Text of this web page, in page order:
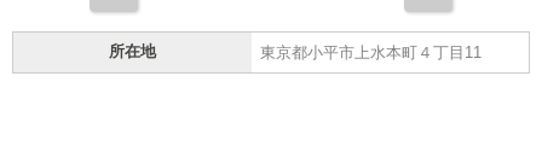
所在地 東京都小平市上水本町４丁目11